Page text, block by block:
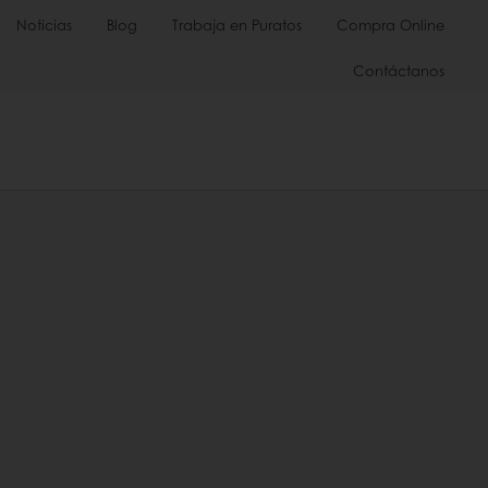
Noticias Blog Trabaja en Puratos Compra Online
Contáctanos